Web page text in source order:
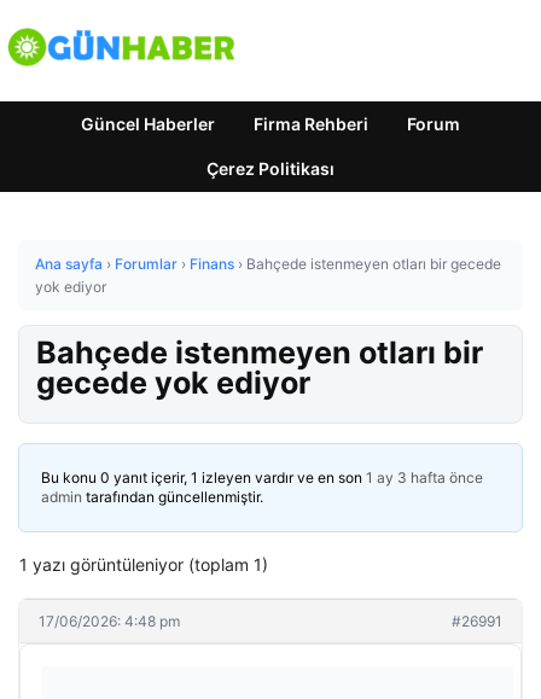
Güncel Haberler Firma Rehberi Forum
Çerez Politikası
Ana sayfa › Forumlar › Finans › Bahçede istenmeyen otları bir gecede
yok ediyor
Bahçede istenmeyen otları bir
gecede yok ediyor
Bu konu 0 yanıt içerir, 1 izleyen vardır ve en son 1 ay 3 hafta önce
admin tarafından güncellenmiştir.
1 yazı görüntüleniyor (toplam 1)
17/06/2026: 4:48 pm #26991